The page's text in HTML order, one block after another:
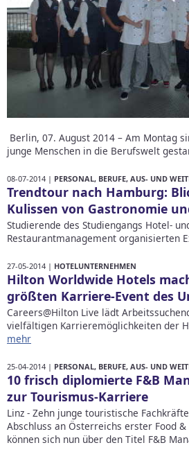
Berlin, 07. August 2014 – Am Montag
junge Menschen in die Berufswelt
08-07-2014 | PERSONAL, BERUFE, AUS- UND
Trendtour nach Hamburg:
Kulissen von Gastronomie
Studierende des Studiengangs Hotel-
Restaurantmanagement organisierten
27-05-2014 | HOTELUNTERNEHMEN
Hilton Worldwide Hotels
größten Karriere-Event des
Careers@Hilton Live lädt
vielfältigen Karrieremöglichkeiten der
mehr
25-04-2014 | PERSONAL, BERUFE, AUS- UND
10 frisch diplomierte F&B
zur Tourismus-Karriere
Linz - Zehn junge touristische
Abschluss an Österreichs erster Food
können sich nun über den Titel F&B